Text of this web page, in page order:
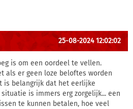
25-08-2024 12:02:02
is om een oordeel te vellen.
als er geen loze beloftes worden
is belangrijk dat het eerlijke
is immers erg zorgelijk... een
te kunnen betalen, hoe veel